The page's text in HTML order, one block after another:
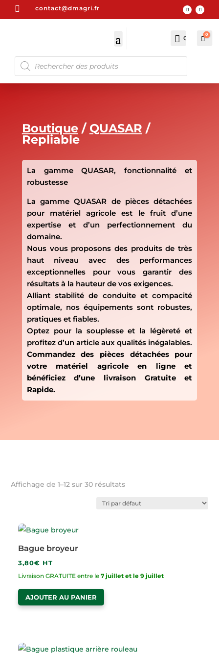
 contact@dmagri.fr
 Compte
0
RECHERCHE
DE
PRODUITS
Boutique/ QUASAR /
Repliable
La gamme QUASAR, fonctionnalité et
robustesse
La gamme QUASAR de pièces détachées
pour matériel agricole est le fruit d’une
expertise et d’un perfectionnement du
domaine.
Nous vous proposons des produits de très
haut niveau avec des performances
exceptionnelles pour vous garantir des
résultats à la hauteur de vos exigences.
Alliant stabilité de conduite et compacité
optimale, nos équipements sont robustes,
pratiques et fiables.
Optez pour la souplesse et la légèreté et
profitez d’un article aux qualités inégalables.
Commandez des pièces détachées pour
votre matériel agricole en ligne et
bénéficiez d’une livraison Gratuite et
Rapide.
Affichage de 1–12 sur 30 résultats
Bague broyeur
3,80€ HT
Livraison GRATUITE entre le7 juillet et le 9 juillet
AJOUTER AU PANIER